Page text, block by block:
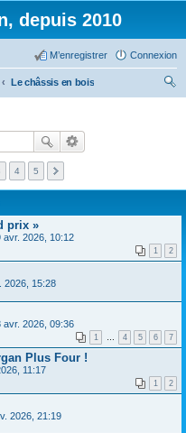
depuis 2010
Connexion
M’enregistrer
Le châssis en bois
4 5
prix »
avr. 2026, 10:12
1 2
2026, 15:28
avr. 2026, 09:36
1 … 4 5 6 7
Plus Four !
11:17
1 2
2026, 21:19